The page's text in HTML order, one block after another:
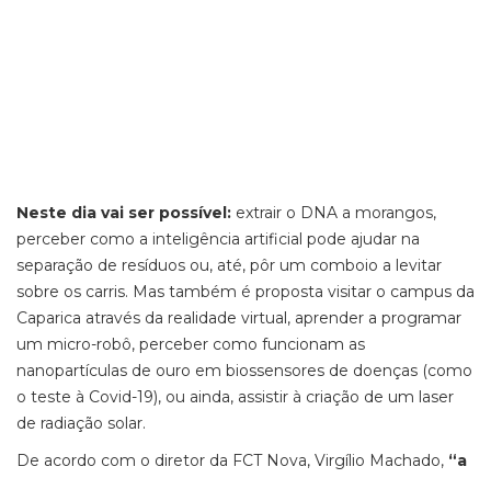
Neste dia vai ser possível: extrair o DNA a morangos,
perceber como a inteligência artificial pode ajudar na
separação de resíduos ou, até, pôr um comboio a levitar
sobre os carris. Mas também é proposta visitar o campus da
Caparica através da realidade virtual, aprender a programar
um micro-robô, perceber como funcionam as
nanopartículas de ouro em biossensores de doenças (como
o teste à Covid-19), ou ainda, assistir à criação de um laser
de radiação solar.
De acordo com o diretor da FCT Nova, Virgílio Machado, “a